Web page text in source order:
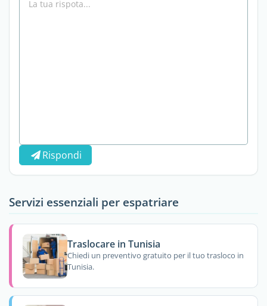
Rispondi
Servizi essenziali per espatriare
Traslocare in Tunisia
Chiedi un preventivo gratuito per il tuo trasloco in
Tunisia.